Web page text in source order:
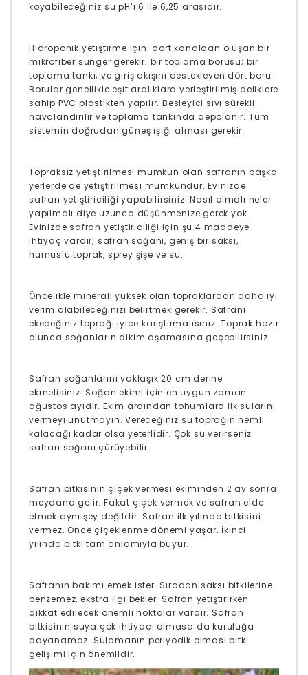
koyabileceğiniz su pH’ı 6 ile 6,25 arasıdır.
Hidroponik yetiştirme için dört kanaldan oluşan bir
mikrofiber sünger gerekir; bir toplama borusu; bir
toplama tankı; ve giriş akışını destekleyen dört boru.
Borular genellikle eşit aralıklara yerleştirilmiş deliklere
sahip PVC plastikten yapılır. Besleyici sıvı sürekli
havalandırılır ve toplama tankında depolanır. Tüm
sistemin doğrudan güneş ışığı alması gerekir.
Topraksız yetiştirilmesi mümkün olan safranın başka
yerlerde de yetiştirilmesi mümkündür. Evinizde
safran yetiştiriciliği yapabilirsiniz. Nasıl olmalı neler
yapılmalı diye uzunca düşünmenize gerek yok.
Evinizde safran yetiştiriciliği için şu 4 maddeye
ihtiyaç vardır; safran soğanı, geniş bir saksı,
humuslu toprak, sprey şişe ve su.
Öncelikle minerali yüksek olan topraklardan daha iyi
verim alabileceğinizi belirtmek gerekir. Safranı
ekeceğiniz toprağı iyice karıştırmalısınız. Toprak hazır
olunca soğanların dikim aşamasına geçebilirsiniz.
Safran soğanlarını yaklaşık 20 cm derine
ekmelisiniz. Soğan ekimi için en uygun zaman
ağustos ayıdır. Ekim ardından tohumlara ilk sularını
vermeyi unutmayın. Vereceğiniz su toprağın nemli
kalacağı kadar olsa yeterlidir. Çok su verirseniz
safran soğanı çürüyebilir.
Safran bitkisinin çiçek vermesi ekiminden 2 ay sonra
meydana gelir. Fakat çiçek vermek ve safran elde
etmek aynı şey değildir. Safran ilk yılında bitkisini
vermez. Önce çiçeklenme dönemi yaşar. İkinci
yılında bitki tam anlamıyla büyür.
Safranın bakımı emek ister. Sıradan saksı bitkilerine
benzemez, ekstra ilgi bekler. Safran yetiştirirken
dikkat edilecek önemli noktalar vardır. Safran
bitkisinin suya çok ihtiyacı olmasa da kuruluğa
dayanamaz. Sulamanın periyodik olması bitki
gelişimi için önemlidir.